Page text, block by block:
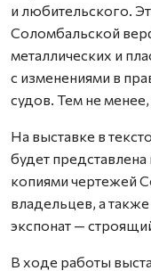
и любительского.
Соломбальской
металлических и
с изменениями в
судов. Тем не менее,
На выставке в
будет
копиями чертежей
владельцев, а
экспонат —
В ходе работы